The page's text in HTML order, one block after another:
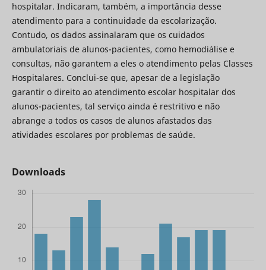
hospitalar. Indicaram, também, a importância desse
atendimento para a continuidade da escolarização.
Contudo, os dados assinalaram que os cuidados
ambulatoriais de alunos-pacientes, como hemodiálise e
consultas, não garantem a eles o atendimento pelas Classes
Hospitalares. Conclui-se que, apesar de a legislação
garantir o direito ao atendimento escolar hospitalar dos
alunos-pacientes, tal serviço ainda é restritivo e não
abrange a todos os casos de alunos afastados das
atividades escolares por problemas de saúde.
Downloads